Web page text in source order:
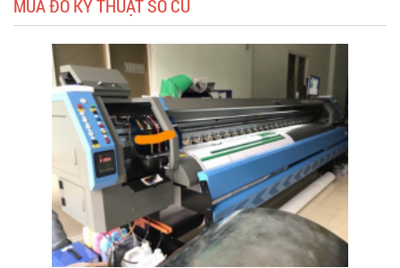
MUA ĐỒ KỸ THUẬT SỐ CŨ